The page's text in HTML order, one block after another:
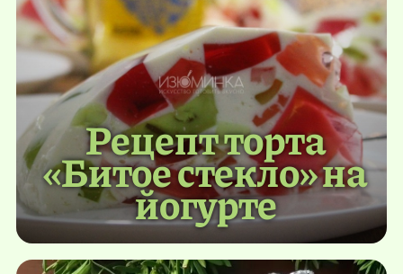
Рецепт торта
«Битое стекло» на
йогурте